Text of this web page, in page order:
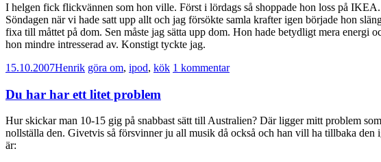
I helgen fick flickvännen som hon ville. Först i lördags så shoppade hon loss på
Söndagen när vi hade satt upp allt och jag försökte samla krafter igen började hon
fixa till måttet på dom. Sen måste jag sätta upp dom. Hon hade betydligt mera energi
hon mindre intresserad av. Konstigt tyckte jag.
15.10.2007Henrik göra om, ipod, kök 1 kommentar
Du har har ett litet problem
Hur skickar man 10-15 gig på snabbast sätt till Australien? Där ligger mitt problem
nollställa den. Givetvis så försvinner ju all musik då också och han vill ha tillbaka
är: